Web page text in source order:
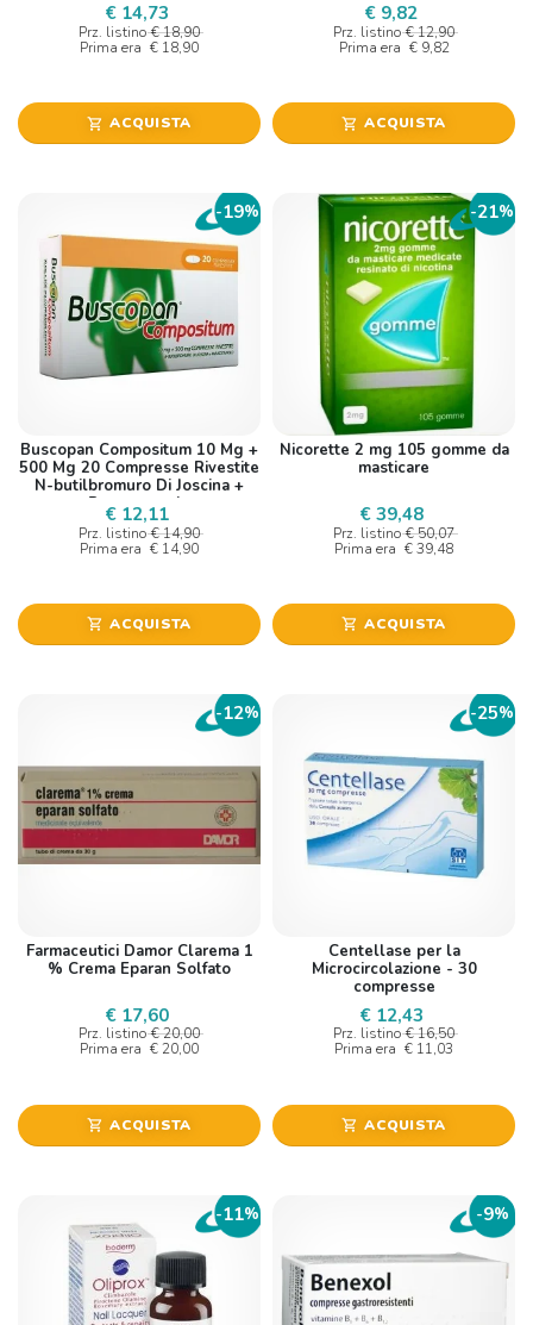
€ 14,73
Prz. listino € 18,90
Prima era € 18,90
shopping_cart ACQUISTA
€ 9,82
Prz. listino € 12,90
Prima era € 9,82
shopping_cart ACQUISTA
-19%
Buscopan Compositum 10 Mg +
500 Mg 20 Compresse Rivestite
N-butilbromuro Di Joscina +
Paracetamolo
€ 12,11
Prz. listino € 14,90
Prima era € 14,90
shopping_cart ACQUISTA
-21%
Nicorette 2 mg 105 gomme da
masticare
€ 39,48
Prz. listino € 50,07
Prima era € 39,48
shopping_cart ACQUISTA
-12%
Farmaceutici Damor Clarema 1
% Crema Eparan Solfato
€ 17,60
Prz. listino € 20,00
Prima era € 20,00
shopping_cart ACQUISTA
-25%
Centellase per la
Microcircolazione - 30
compresse
€ 12,43
Prz. listino € 16,50
Prima era € 11,03
shopping_cart ACQUISTA
-11% -9%